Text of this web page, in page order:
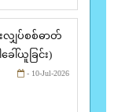
းလျှပ်စစ်ဓာတ်
ါ်ယူခြင်း)
- 10-Jul-2026